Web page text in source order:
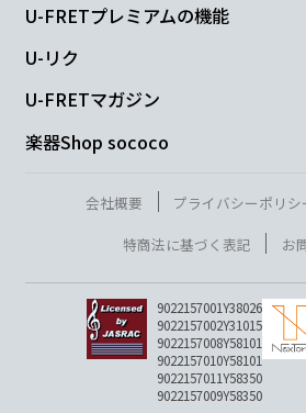
U-FRETプレミアムの機能
U-リク
U-FRETマガジン
楽器Shop sococo
会社概要 プライバシーポリシ
特商法に基づく表記
お
9022157001Y38026
9022157002Y31015
9022157008Y58101
9022157010Y58101
9022157011Y58350
9022157009Y58350